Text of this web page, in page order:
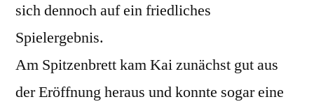
sich dennoch auf ein friedliches
Spielergebnis.
Am Spitzenbrett kam Kai zunächst gut aus
der Eröffnung heraus und konnte sogar eine